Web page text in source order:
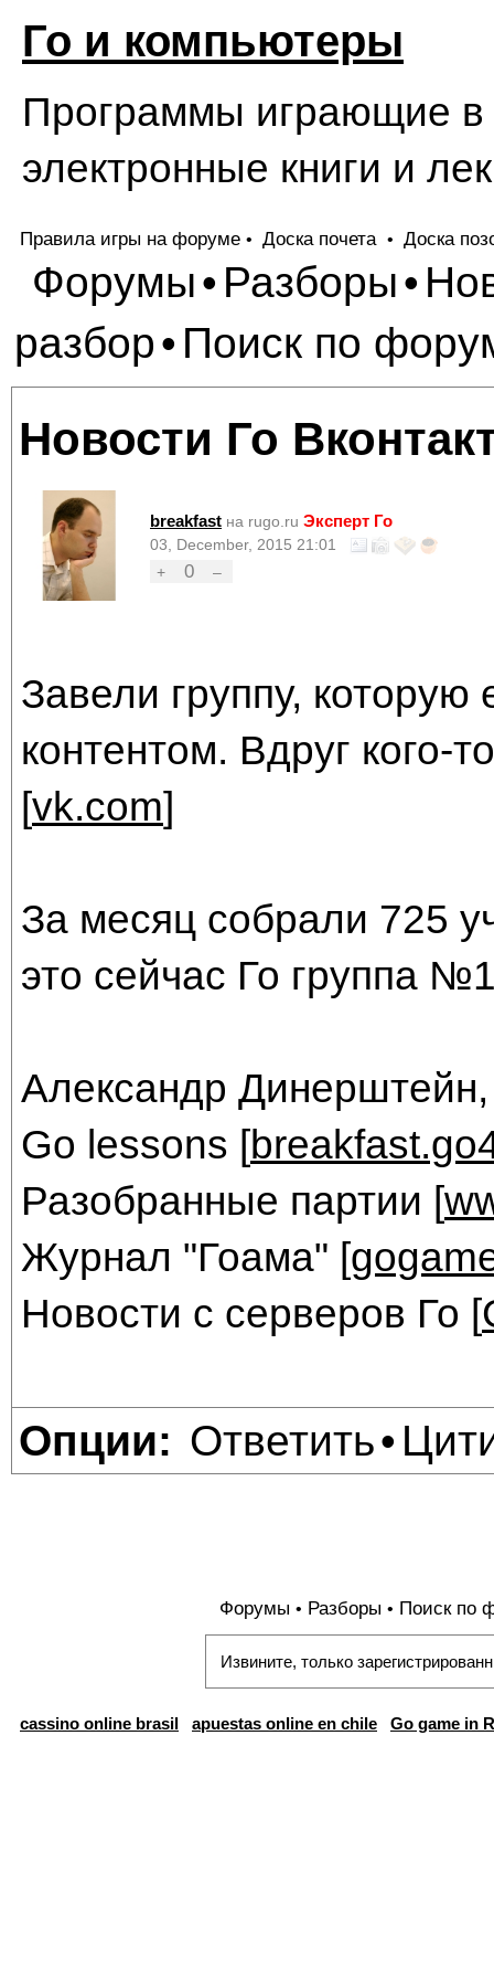
Го и компьютеры
Программы играющие в
электронные книги и
Правила игры на форуме • Доска почета • Доска
Форумы• Разборы•
разбор• Поиск по
Новости Го
breakfast на rugo.ru Эксперт Го
03, December, 2015 21:01
+
0 –
Завели группу,
контентом. Вдруг кого-
[vk.com]
За месяц собрали 725
это сейчас Го группа
Александр Динерштейн,
Go lessons [
Разобранные партии [
Журнал "Гоама" [
Новости с серверов Го [
Опции: Ответить•
Форумы • Разборы • Поиск по
Извините, только
cassino online brasil apuestas online en chile Go game in